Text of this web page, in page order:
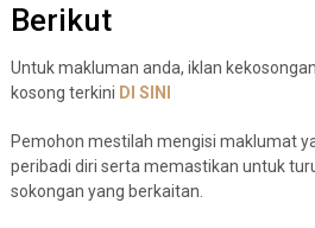
Berikut
Untuk makluman anda, iklan
kosong terkini DI S N
Pemohon mestilah mengisi maklumat
peribadi diri serta memastikan untuk
sokongan yang berkaitan.